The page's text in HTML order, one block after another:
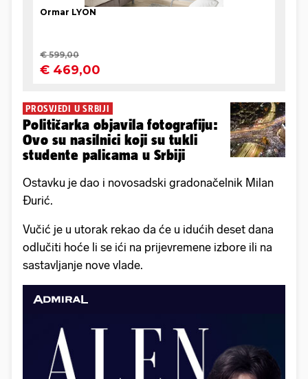
PROSVJEDI U SRBIJI
Političarka objavila fotografiju:
Ovo su nasilnici koji su tukli
studente palicama u Srbiji
Ostavku je dao i novosadski gradonačelnik Milan
Đurić.
Vučić je u utorak rekao da će u idućih deset dana
odlučiti hoće li se ići na prijevremene izbore ili na
sastavljanje nove vlade.